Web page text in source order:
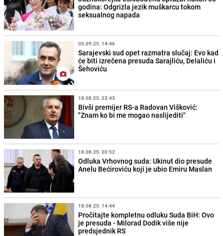
godina: Odgrizla jezik muškarcu tokom
seksualnog napada
05.09.25. 14:46
Sarajevski sud opet razmatra slučaj: Evo kad
će biti izrečena presuda Sarajliću, Delaliću i
Šehoviću
18.08.25. 22:43
Bivši premijer RS-a Radovan Višković:
"Znam ko bi me mogao naslijediti"
18.08.25. 20:52
Odluka Vrhovnog suda: Ukinut dio presude
Anelu Bećiroviću koji je ubio Emiru Maslan
18.08.25. 14:44
Pročitajte kompletnu odluku Suda BiH: Ovo
je presuda - Milorad Dodik više nije
predsjednik RS